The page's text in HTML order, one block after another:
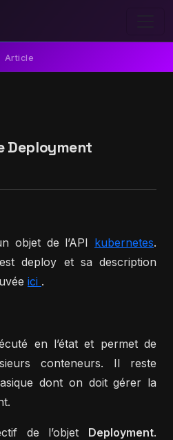
Article
Deployment
objet de l’API kubernetes.
deploy et sa description
ici .
en l’état et permet de
conteneurs. Il reste
dont on doit gérer la
de l’objet Deployment.